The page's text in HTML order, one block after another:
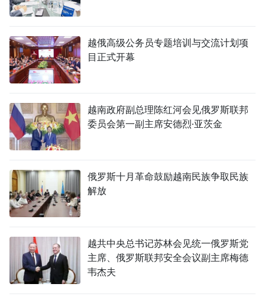
越俄高级公务员专题培训与交流计划项
目正式开幕
越南政府副总理陈红河会见俄罗斯联邦
委员会第一副主席安德烈·亚茨金
俄罗斯十月革命鼓励越南民族争取民族
解放
越共中央总书记苏林会见统一俄罗斯党
主席、俄罗斯联邦安全会议副主席梅德
韦杰夫